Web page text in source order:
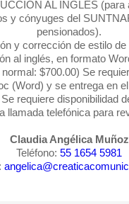
AL INGLÉS (para
y cónyuges del
pensionados).
y corrección de estilo
al inglés, en formato
$700.00) Se
(Word) y se entrega en
requiere disponibilidad
llamada telefónica para
Claudia Angélica Muñoz
Teléfono: 55 1654 5981